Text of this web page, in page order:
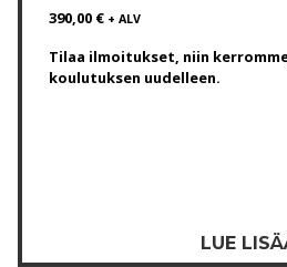
390,00 € + ALV
Tilaa ilmoitukset, niin
koulutuksen uudelleen.
LUE